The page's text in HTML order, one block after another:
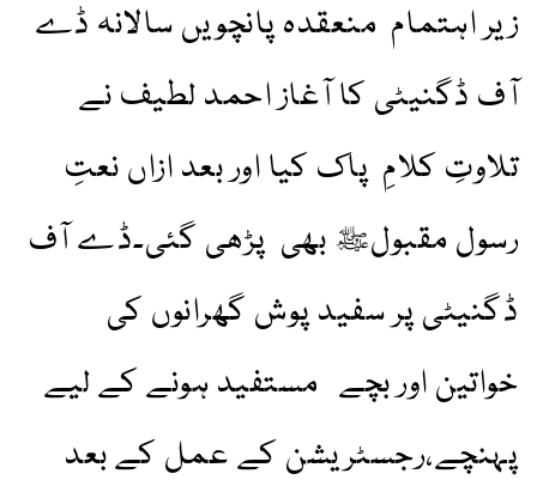
زیر اہتمام منعقدہ پانچویں سالانہ ڈے
آف ڈگنیٹی کا آغاز احمد لطیف نے
تلاوتِ کلامِ پاک کیا اور بعد ازاں نعتِ
رسول مقبولﷺ بھی پڑھی گئی۔ڈے آف
ڈگنیٹی پر سفید پوش گھرانوں کی
خواتین اور بچے مستفید ہونے کے لیے
پہنچے،رجسٹریشن کے عمل کے بعد